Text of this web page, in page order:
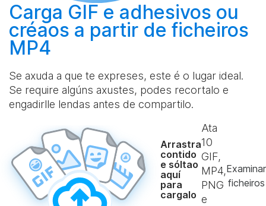
Carga GIF e adhesivos ou
créaos a partir de ficheiros
MP4
Se axuda a que te expreses, este é o lugar ideal.
Se require algúns axustes, podes recortalo e
engadirlle lendas antes de compartilo.
Arrastra
contido
e sóltao
aquí
para
cargalo
Ata
10
GIF,
MP4,
PNG
e
Examinar
ficheiros